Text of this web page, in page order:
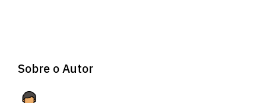
Sobre o Autor